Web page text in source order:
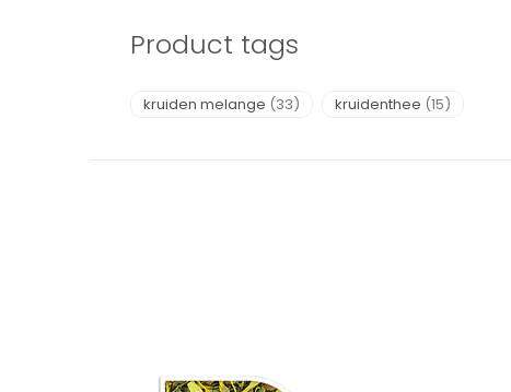
Product tags
kruiden melange (33) kruidenthee (15)